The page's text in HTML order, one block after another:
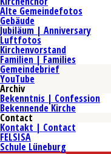
Alte Gemeindefotos
Gebäude
Jubiläum | Anniversary
Luftfotos
Kirchenvorstand
Familien | Families
Gemeindebrief
YouTube
Archiv
Bekenntnis | Confession
Bekennende Kirche
Contact
Kontakt | Contact
FELSISA
Schule Lüneburg